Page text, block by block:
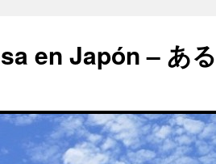
en Japón – あ